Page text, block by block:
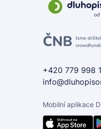
+420 779 998
Mobilní aplikace